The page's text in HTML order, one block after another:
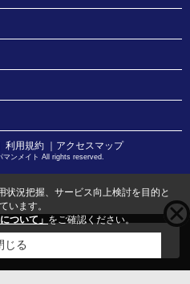
利用規約 ｜アクセスマップ
マンメイト All rights reserved.
にお勧めな物件
状況把握、サービス向上検討を目的と
います。
ついて」 をご確認ください。
じる